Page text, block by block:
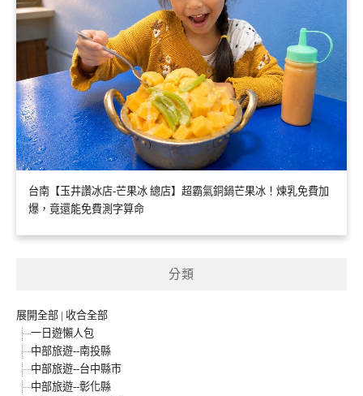
台南【玉井讚冰店-芒果冰 總店】超霸氣銅鍋芒果冰！煉乳免費加
爆，竟還能免費測字算命
分類
展開全部 | 收合全部
一日遊懶人包
中部旅遊--南投縣
中部旅遊--台中縣市
中部旅遊--彰化縣